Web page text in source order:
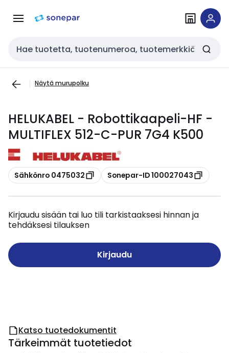
navigointiinsisältöön
Haku
Näytä murupolku
HELUKABEL - Robottikaapeli-HF -
MULTIFLEX 512-C-PUR 7G4 K500
Kopioi
Sähkönro 0475032 Kopioi
Sonepar-ID 100027043
Kirjaudu sisään tai luo tili tarkistaaksesi hinnan ja
tehdäksesi tilauksen
Kirjaudu
Katso tuotedokumentit
Tärkeimmät tuotetiedot